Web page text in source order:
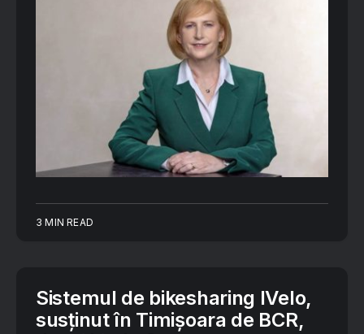
3 MIN READ
Sistemul de bikesharing IVelo,
susținut în Timișoara de BCR,